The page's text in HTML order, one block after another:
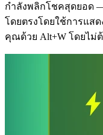
กำลังพลิกโชคสุดยอด
โดยตรงโดยใช้การแส
คุณด้วย Alt+W โดยไม่